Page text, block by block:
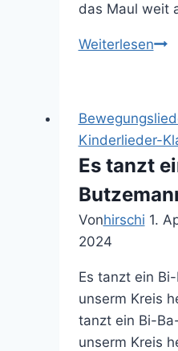
das Maul weit
WeiterlesenDas
Nil
Kinderlieder-
Es tanzt
Vonhirschi 1.
2024
Es tanzt ein
unserm Kreis
tanzt ein Bi-
unserm Kreis